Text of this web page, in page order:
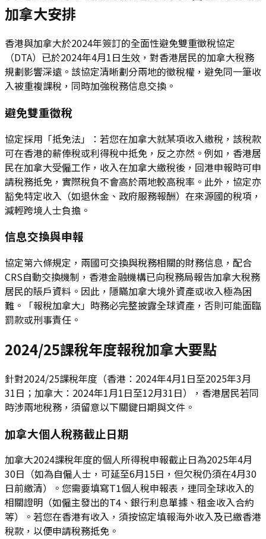
加拿大安排
香港與加拿大於2024年簽訂的全面性避免雙重徵稅協定
（DTA）已於2024年4月1日生效，對香港居民的加拿大稅務
規劃影響深遠。該協定清晰劃分兩地的徵稅權，避免同一筆收
入被重複課稅，同時加強稅務信息交換。
避免雙重徵稅
協定採用「抵免法」：若您在加拿大就某項收入繳稅，該稅款
可在香港的薪俸稅或利得稅中抵免，反之亦然。例如，香港居
民在加拿大受僱工作，收入在加拿大繳稅後，回港申報時可申
請稅務抵免，實際稅負不會高於兩地較高稅率。此外，協定亦
豁免特定收入（如退休金、政府服務報酬）在來源國的稅項，
減輕跨境人士負擔。
信息交換與申報
協定第六條規定，兩國可交換與稅務相關的財務信息，配合
CRS自動交換機制，香港金融機構已向稅務局報告加拿大稅務
居民的賬戶資料。因此，隱瞞加拿大境外資產或收入極為困
難。「報稅加拿大」時務必完整披露全球資產，否則可能面臨
罰款或刑事責任。
2024/25課稅年度報稅加拿大要點
針對2024/25課稅年度（香港：2024年4月1日至2025年3月
31日；加拿大：2024年1月1日至12月31日），香港居民若同
時涉兩地稅務，須留意以下關鍵日期與文件。
加拿大個人稅務截止日期
加拿大2024課稅年度的個人所得稅申報截止日為2025年4月
30日（如為自僱人士，可延至6月15日，但欠稅仍須在4月30
日前繳清）。您需要填寫T1個人稅申報表，連同全球收入的
相關證明（如僱主發出的T4、銀行利息單據、租金收入合約
等）。若您在香港有收入，須按協定填報海外收入及已繳香港
稅款，以便申請稅務抵免。